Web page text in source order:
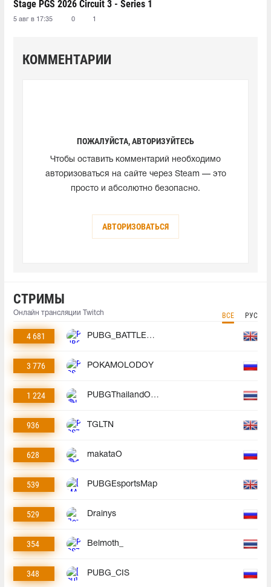
Stage PGS 2026 Circuit 3 - Series 1
5 авг в 17:35 0 1
КОММЕНТАРИИ
ПОЖАЛУЙСТА, АВТОРИЗУЙТЕСЬ
Чтобы оставить комментарий необходимо
авторизоваться на сайте через Steam — это
просто и абсолютно безопасно.
АВТОРИЗОВАТЬСЯ
СТРИМЫ
Онлайн трансляции Twitch ВСЕ РУС
4 681 PUBG_BATTLEGROUNDS
3 776 POKAMOLODOY
1 224 PUBGThailandOfficial
936 TGLTN
628 makataO
539 PUBGEsportsMap
529 Drainys
354 Belmoth_
348 PUBG_CIS